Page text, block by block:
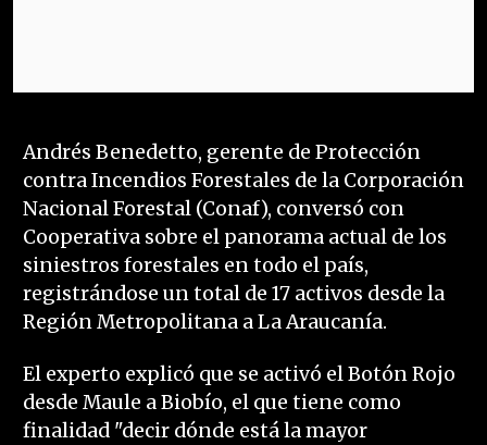
Andrés Benedetto, gerente de Protección
contra Incendios Forestales de la Corporación
Nacional Forestal (Conaf), conversó con
Cooperativa sobre el panorama actual de los
siniestros forestales en todo el país,
registrándose un total de 17 activos desde la
Región Metropolitana a La Araucanía.
El experto explicó que se activó el Botón Rojo
desde Maule a Biobío, el que tiene como
finalidad "decir dónde está la mayor